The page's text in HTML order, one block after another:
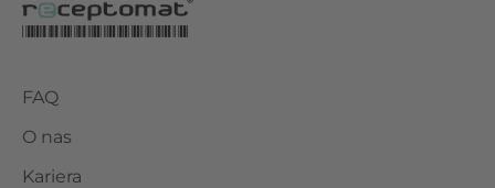
FAQ
O nas
Kariera